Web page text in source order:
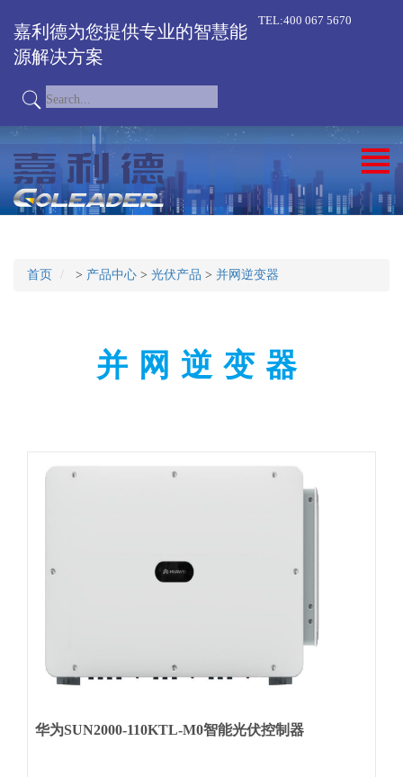
嘉利德为您提供专业的智慧能
源解决方案
TEL:400 067 5670
首页 > 产品中心 > 光伏产品 > 并网逆变器
并网逆变器
华为SUN2000-110KTL-M0智能光伏控制器